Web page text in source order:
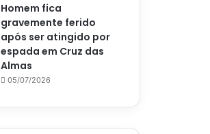
Homem fica
gravemente ferido
após ser atingido por
espada em Cruz das
Almas
05/07/2026